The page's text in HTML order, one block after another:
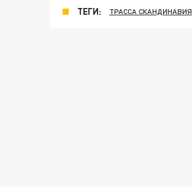
ТЕГИ: ТРАССА СКАНДИНАВИЯ